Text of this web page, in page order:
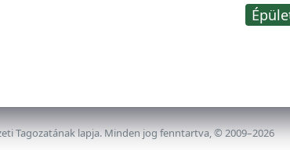
Tagozatának lapja. Minden jog fenntartva, © 2009–2026